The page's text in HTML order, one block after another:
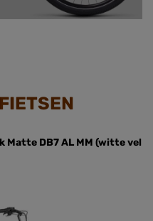
Matte DB7 AL MM (witte vel